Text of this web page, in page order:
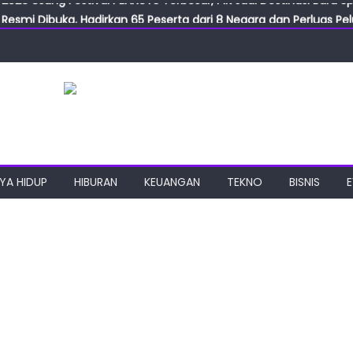
Dibuka, Hadirkan 65 Peserta dari 8 Negara dan Perluas
ILF dan IGT Expo 2026, Industri Manufaktur Siap Naik
Usung Festival PEANUTS Terbesar, PIK Jadi Destinasi Baru
HIDUP HIBURAN KEUANGAN TEKNO BISNIS